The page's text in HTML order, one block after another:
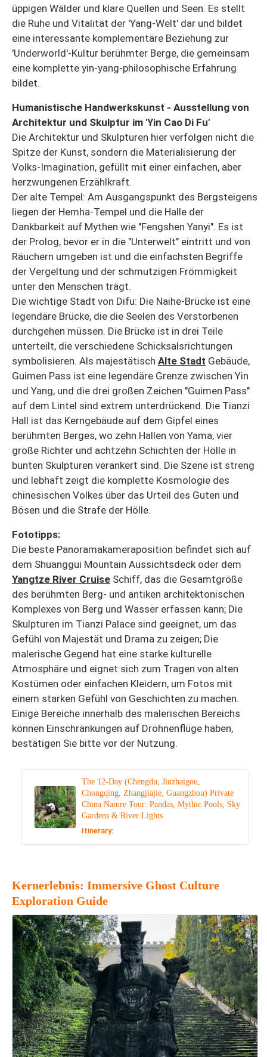
üppigen Wälder und klare Quellen und Seen. Es stellt
die Ruhe und Vitalität der 'Yang-Welt' dar und bildet
eine interessante komplementäre Beziehung zur
'Underworld'-Kultur berühmter Berge, die gemeinsam
eine komplette yin-yang-philosophische Erfahrung
bildet.
Humanistische Handwerkskunst - Ausstellung von
Architektur und Skulptur im 'Yin Cao Di Fu'
Die Architektur und Skulpturen hier verfolgen nicht die
Spitze der Kunst, sondern die Materialisierung der
Volks-Imagination, gefüllt mit einer einfachen, aber
herzwungenen Erzählkraft.
Der alte Tempel: Am Ausgangspunkt des Bergsteigens
liegen der Hemha-Tempel und die Halle der
Dankbarkeit auf Mythen wie "Fengshen Yanyi". Es ist
der Prolog, bevor er in die "Unterwelt" eintritt und von
Räuchern umgeben ist und die einfachsten Begriffe
der Vergeltung und der schmutzigen Frömmigkeit
unter den Menschen trägt.
Die wichtige Stadt von Difu: Die Naihe-Brücke ist eine
legendäre Brücke, die die Seelen des Verstorbenen
durchgehen müssen. Die Brücke ist in drei Teile
unterteilt, die verschiedene Schicksalsrichtungen
symbolisieren. Als majestätisch Alte Stadt Gebäude,
Guimen Pass ist eine legendäre Grenze zwischen Yin
und Yang, und die drei großen Zeichen "Guimen Pass"
auf dem Lintel sind extrem unterdrückend. Die Tianzi
Hall ist das Kerngebäude auf dem Gipfel eines
berühmten Berges, wo zehn Hallen von Yama, vier
große Richter und achtzehn Schichten der Hölle in
bunten Skulpturen verankert sind. Die Szene ist streng
und lebhaft zeigt die komplette Kosmologie des
chinesischen Volkes über das Urteil des Guten und
Bösen und die Strafe der Hölle.
Fototipps:
Die beste Panoramakameraposition befindet sich auf
dem Shuanggui Mountain Aussichtsdeck oder dem
Yangtze River Cruise Schiff, das die Gesamtgröße
des berühmten Berg- und antiken architektonischen
Komplexes von Berg und Wasser erfassen kann; Die
Skulpturen im Tianzi Palace sind geeignet, um das
Gefühl von Majestät und Drama zu zeigen; Die
malerische Gegend hat eine starke kulturelle
Atmosphäre und eignet sich zum Tragen von alten
Kostümen oder einfachen Kleidern, um Fotos mit
einem starken Gefühl von Geschichten zu machen.
Einige Bereiche innerhalb des malerischen Bereichs
können Einschränkungen auf Drohnenflüge haben,
bestätigen Sie bitte vor der Nutzung.
The 12-Day (Chengdu, Jiuzhaigou,
Chongqing, Zhangjiajie, Guangzhou) Private
China Nature Tour: Pandas, Mythic Pools, Sky
Gardens & River Lights
Itinerary:
Kernerlebnis: Immersive Ghost Culture
Exploration Guide